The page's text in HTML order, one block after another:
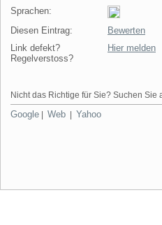
Sprachen:
Diesen Eintrag:
Bewerten
Link defekt?
Regelverstoss?
Hier melden
Nicht das Richtige für Sie? Suchen Sie
Google Web Yahoo